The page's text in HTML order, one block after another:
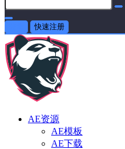
快速注册
AE资源
AE模板
AE下载